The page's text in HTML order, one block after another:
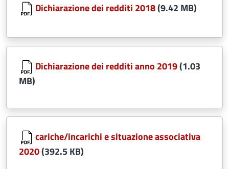
Dichiarazione dei redditi 2018(9.42 MB)
Document
Dichiarazione dei redditi anno 2019(1.03
MB)
Document
cariche/incarichi e situazione associativa
2020(392.5 KB)